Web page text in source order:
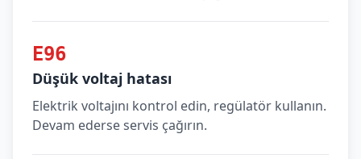
E96
Düşük voltaj hatası
Elektrik voltajını kontrol edin, regülatör kullanın.
Devam ederse servis çağırın.